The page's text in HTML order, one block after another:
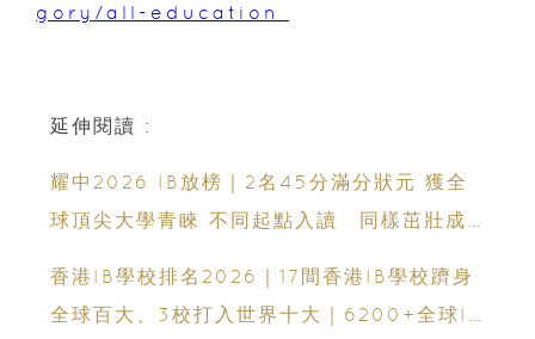
gory/all-education
延伸閱讀 :
耀中2026 IB放榜｜2名45分滿分狀元 獲全
球頂尖大學青睞 不同起點入讀 同樣茁壯成
香港IB學校排名2026｜17間香港IB學校躋身
全球百大、3校打入世界十大｜6200+全球IB